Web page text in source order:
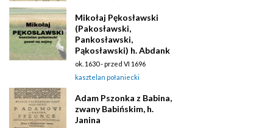
Mikołaj Pękosławski
(Pakosławski,
Pankosławski,
Pąkosławski) h. Abdank
ok. 1630 - przed VI 1696
kasztelan połaniecki
Adam Pszonka z Babina,
zwany Babińskim, h.
Janina